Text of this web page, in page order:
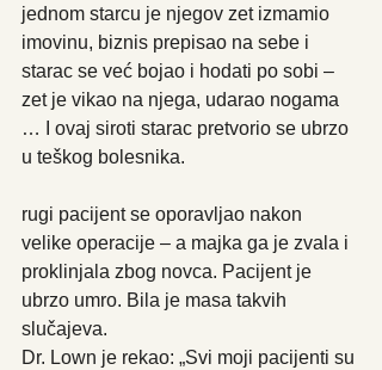
jednom starcu je njegov zet izmamio
imovinu, biznis prepisao na sebe i
starac se već bojao i hodati po sobi –
zet je vikao na njega, udarao nogama
… I ovaj siroti starac pretvorio se ubrzo
u teškog bolesnika.
rugi pacijent se oporavljao nakon
velike operacije – a majka ga je zvala i
proklinjala zbog novca. Pacijent je
ubrzo umro. Bila je masa takvih
slučajeva.
Dr. Lown je rekao: „Svi moji pacijenti su